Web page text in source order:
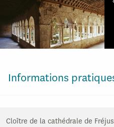
Informations
Cloître de la cathédrale de Fréjus